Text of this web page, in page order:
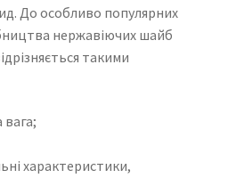
До особливо популярних
нержавіючих шайб
такими
вага;
характеристики,